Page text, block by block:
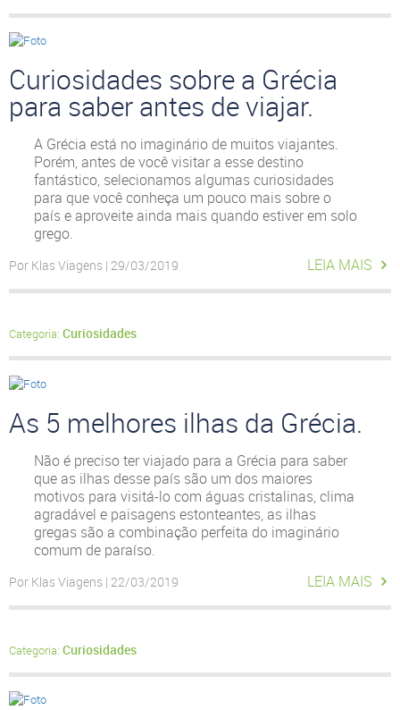
Curiosidades sobre a Grécia
para saber antes de viajar.
A Grécia está no imaginário de muitos viajantes.
Porém, antes de você visitar a esse destino
fantástico, selecionamos algumas curiosidades
para que você conheça um pouco mais sobre o
país e aproveite ainda mais quando estiver em solo
grego.
Por Klas Viagens | 29/03/2019 LEIA MAIS
Categoria: Curiosidades
As 5 melhores ilhas da Grécia.
Não é preciso ter viajado para a Grécia para saber
que as ilhas desse país são um dos maiores
motivos para visitá-lo com águas cristalinas, clima
agradável e paisagens estonteantes, as ilhas
gregas são a combinação perfeita do imaginário
comum de paraíso.
Por Klas Viagens | 22/03/2019 LEIA MAIS
Categoria: Curiosidades